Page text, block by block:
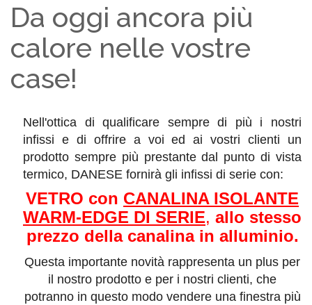
Da oggi ancora più
calore nelle vostre
case!
Nell'ottica di qualificare sempre di più i nostri
infissi e di offrire a voi ed ai vostri clienti un
prodotto sempre più prestante dal punto di vista
termico, DANESE fornirà gli infissi di serie con:
VETRO con CANALINA ISOLANTE
WARM-EDGE DI SERIE, allo stesso
prezzo della canalina in alluminio.
Questa importante novità rappresenta un plus per
il nostro prodotto e per i nostri clienti, che
potranno in questo modo vendere una finestra più